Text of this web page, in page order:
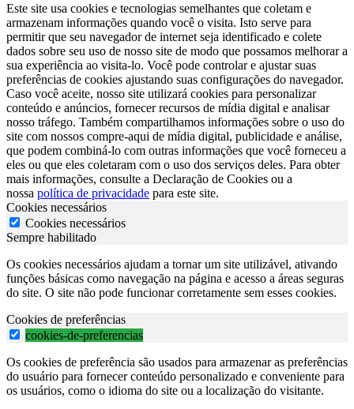
Este site usa cookies e tecnologias semelhantes que coletam e
armazenam informações quando você o visita. Isto serve para
permitir que seu navegador de internet seja identificado e colete
dados sobre seu uso de nosso site de modo que possamos melhorar a
sua experiência ao visita-lo. Você pode controlar e ajustar suas
preferências de cookies ajustando suas configurações do navegador.
Caso você aceite, nosso site utilizará cookies para personalizar
conteúdo e anúncios, fornecer recursos de mídia digital e analisar
nosso tráfego. Também compartilhamos informações sobre o uso do
site com nossos compre-aqui de mídia digital, publicidade e análise,
que podem combiná-lo com outras informações que você forneceu a
eles ou que eles coletaram com o uso dos serviços deles. Para obter
mais informações, consulte a Declaração de Cookies ou a
nossa política de privacidade para este site.
Cookies necessários
Cookies necessários
Sempre habilitado
Os cookies necessários ajudam a tornar um site utilizável, ativando
funções básicas como navegação na página e acesso a áreas seguras
do site. O site não pode funcionar corretamente sem esses cookies.
Cookies de preferências
cookies-de-preferencias
Os cookies de preferência são usados para armazenar as preferências
do usuário para fornecer conteúdo personalizado e conveniente para
os usuários, como o idioma do site ou a localização do visitante.